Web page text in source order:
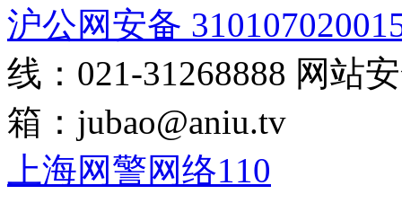
沪公网安备
线：021-31268888 网站
箱： jubao@aniu.tv
上海网警网络110